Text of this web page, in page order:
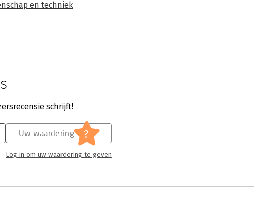
en techniek
schrijft!
Uw waardering ?
Log in om uw waardering te geven